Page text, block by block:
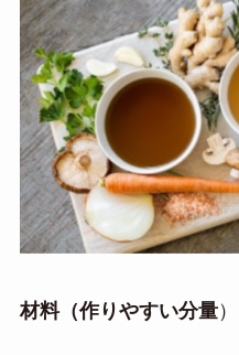
材料（作りやすい分量）